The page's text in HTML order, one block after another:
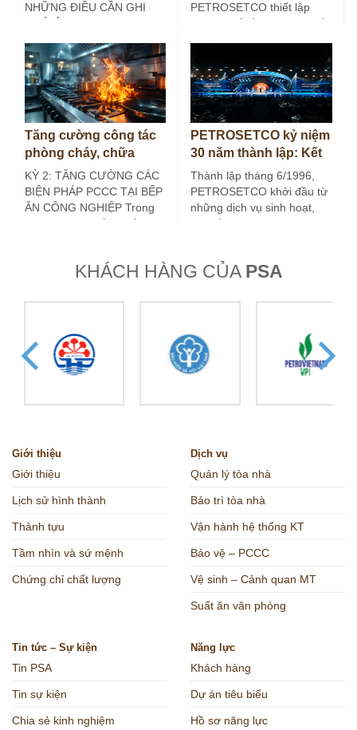
NHỮNG ĐIỀU CẦN GHI
PETROSETCO thiết lập
khuôn khổ đồng hành chiến
Tăng cường công tác
phòng cháy, chữa
cháy tại bếp ăn công
nghiệp (Kỳ 2)
KỲ 2: TĂNG CƯỜNG CÁC
BIỆN PHÁP PCCC TẠI BẾP
ĂN CÔNG NGHIỆP Trong
kỳ trước, bài viết đã đề…
PETROSETCO kỷ niệm
30 năm thành lập: Kết
nối giá trị, kiến tạo
tương lai
Thành lập tháng 6/1996,
PETROSETCO khởi đầu từ
những dịch vụ sinh hoạt,
đời sống và du lịch phục
KHÁCH HÀNG CỦA PSA
Giới thiệu
Giới thiệu
Lịch sử hình thành
Thành tựu
Tầm nhìn và sứ mệnh
Chứng chỉ chất lượng
Dịch vụ
Quản lý tòa nhà
Bảo trì tòa nhà
Vận hành hệ thống KT
Bảo vệ – PCCC
Vệ sinh – Cảnh quan MT
Suất ăn văn phòng
Tin tức – Sự kiện
Tin PSA
Tin sự kiện
Chia sẻ kinh nghiệm
Năng lực
Khách hàng
Dự án tiêu biểu
Hồ sơ năng lực